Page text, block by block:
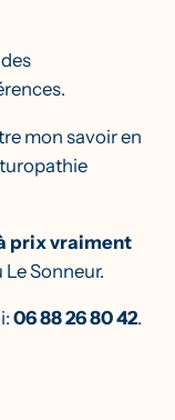
mon savoir en
prix vraiment
Sonneur.
06 88 26 80 42.